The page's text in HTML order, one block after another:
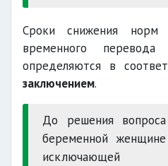
Сроки снижения норм
временного
определяются в
заключением.
До решения
беременной
исключающей